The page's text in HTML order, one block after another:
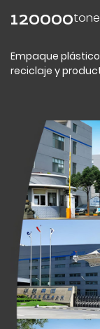
120000
Empaque
reciclaje y